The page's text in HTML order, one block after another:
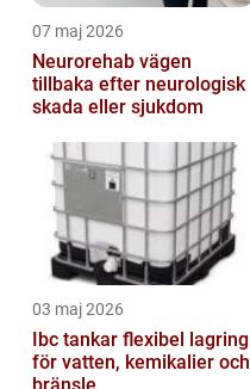
07 maj 2026
Neurorehab vägen
tillbaka efter neurologisk
skada eller sjukdom
03 maj 2026
Ibc tankar flexibel lagring
för vatten, kemikalier och